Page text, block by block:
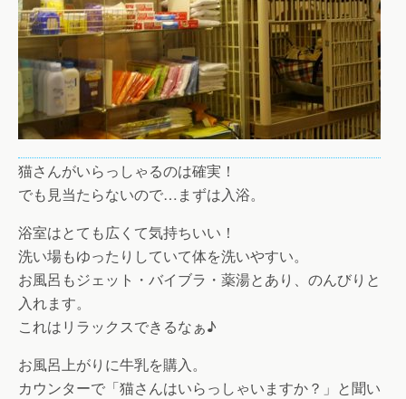
猫さんがいらっしゃるのは確実！
でも見当たらないので…まずは入浴。
浴室はとても広くて気持ちいい！
洗い場もゆったりしていて体を洗いやすい。
お風呂もジェット・バイブラ・薬湯とあり、のんびりと
入れます。
これはリラックスできるなぁ♪
お風呂上がりに牛乳を購入。
カウンターで「猫さんはいらっしゃいますか？」と聞い